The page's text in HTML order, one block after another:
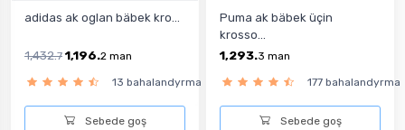
adidas ak oglan bäbek kro...
1,432.7 1,196.2 man
13 bahalandyrma
Sebede goş
Puma ak bäbek üçin
krosso...
1,293.3 man
177 bahalandyrma
Sebede goş